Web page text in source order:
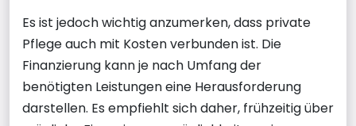
Es ist jedoch wichtig anzumerken, dass private
Pflege auch mit Kosten verbunden ist. Die
Finanzierung kann je nach Umfang der
benötigten Leistungen eine Herausforderung
darstellen. Es empfiehlt sich daher, frühzeitig über